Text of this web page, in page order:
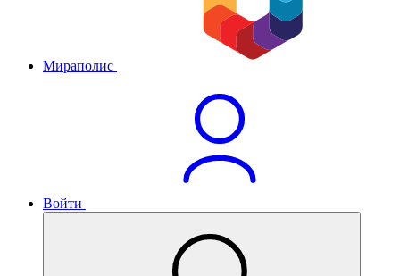
Мираполис
Войти